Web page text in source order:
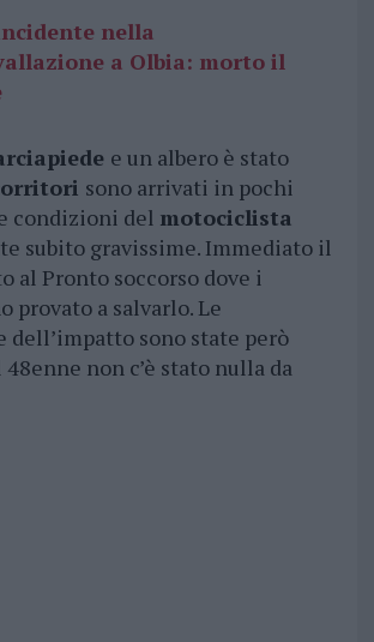
nella
a Olbia: morto il
e un albero è stato
sono arrivati in pochi
condizioni del motociclista
subito gravissime. Immediato il
al Pronto soccorso dove i
provato a salvarlo. Le
dell’impatto sono state però
non c’è stato nulla da